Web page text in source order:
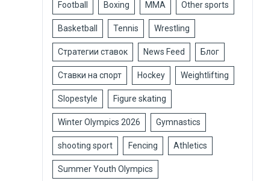
Football Boxing MMA Other sports
Basketball Tennis Wrestling
Стратегии ставок News Feed Блог
Ставки на спорт Hockey Weightlifting
Slopestyle Figure skating
Winter Olympics 2026 Gymnastics
shooting sport Fencing Athletics
Summer Youth Olympics